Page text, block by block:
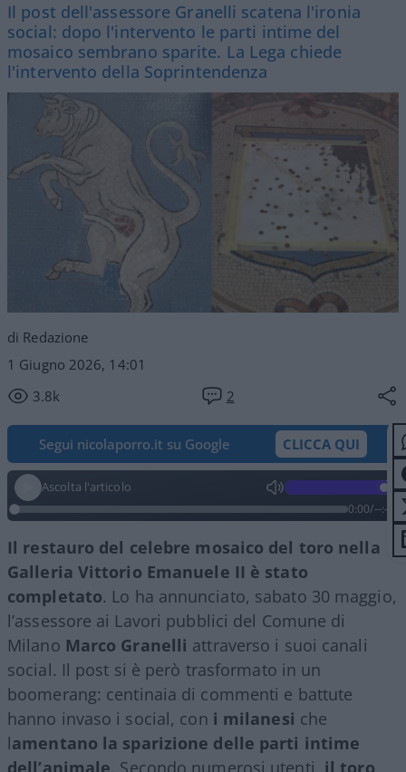
Il post dell'assessore Granelli scatena l'ironia
social: dopo l'intervento le parti intime del
mosaico sembrano sparite. La Lega chiede
l'intervento della Soprintendenza
di Redazione
1 Giugno 2026, 14:01
3.8k
2
Segui nicolaporro.it su Google CLICCA QUI
Ascolta l'articolo
0:00/--:--
Il restauro del celebre mosaico del toro nella
Galleria Vittorio Emanuele II è stato
completato. Lo ha annunciato, sabato 30 maggio,
l’assessore ai Lavori pubblici del Comune di
Milano Marco Granelli attraverso i suoi canali
social. Il post si è però trasformato in un
boomerang: centinaia di commenti e battute
hanno invaso i social, con i milanesi che
lamentano la sparizione delle parti intime
dell’animale. Secondo numerosi utenti, il toro